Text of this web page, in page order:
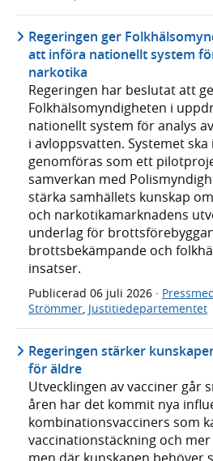
Regeringen ger
att införa nationellt system
narkotika
Regeringen har beslutat att ge
Folkhälsomyndigheten i
nationellt system för analys
i avloppsvatten. Systemet
genomföras som ett
samverkan med
stärka samhällets kunskap
och narkotikamarknadens
underlag för
brottsbekämpande och
insatser.
Publicerad 06 juli 2026 ·
Strömmer, Justitiedepartementet
Regeringen stärker
för äldre
Utvecklingen av vacciner går
åren har det kommit nya
kombinationsvacciners som
vaccinationstäckning och